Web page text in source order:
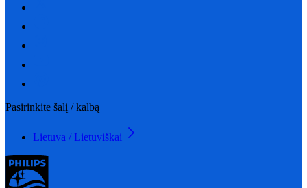
Pasirinkite šalį / kalbą
Lietuva / Lietuviškai